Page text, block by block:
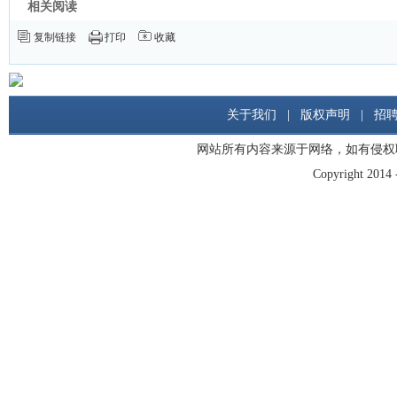
相关阅读
复制链接 打印 收藏
关于我们 版权声明 招
网站所有内容来源于网络，如有侵
Copyright 2014